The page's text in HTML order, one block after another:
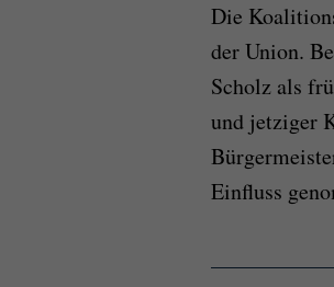
Die
der Union.
Scholz als
und jetziger
Einfluss